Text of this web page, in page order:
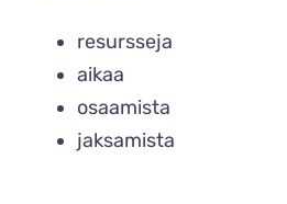
resursseja
aikaa
osaamista
jaksamista